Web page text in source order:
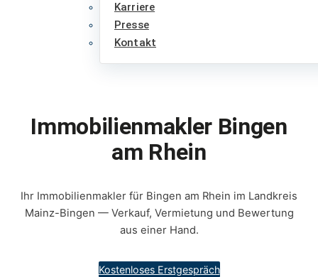
Karriere
Presse
Kontakt
Immobilienmakler Bingen
am Rhein
Ihr Immobilienmakler für Bingen am Rhein im Landkreis
Mainz-Bingen — Verkauf, Vermietung und Bewertung
aus einer Hand.
Kostenloses Erstgespräch